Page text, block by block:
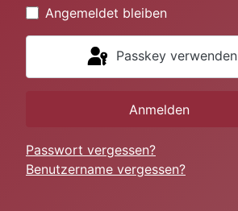
Angemeldet bleiben
Passkey verwenden
Anmelden
Passwort vergessen?
Benutzername vergessen?